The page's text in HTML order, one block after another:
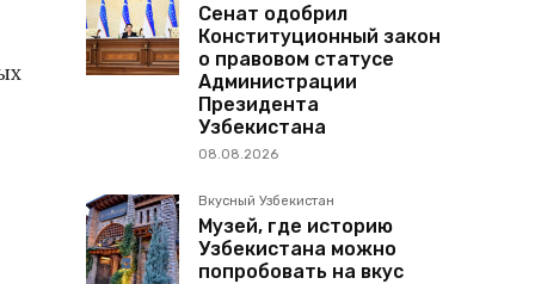
Сенат одобрил
Конституционный закон
о правовом статусе
Администрации
Президента
Узбекистана
08.08.2026
Вкусный Узбекистан
Музей, где историю
Узбекистана можно
попробовать на вкус